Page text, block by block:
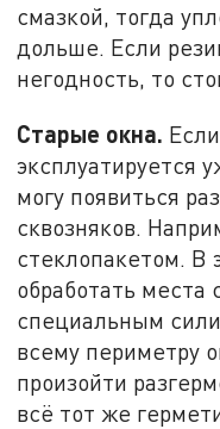
смазкой, тогда
дольше. Если
негодность, то
Старые окна.
эксплуатируется
могу появиться
сквозняков.
стеклопакетом. В
обработать
специальным
всему периметру
произойти
всё тот же